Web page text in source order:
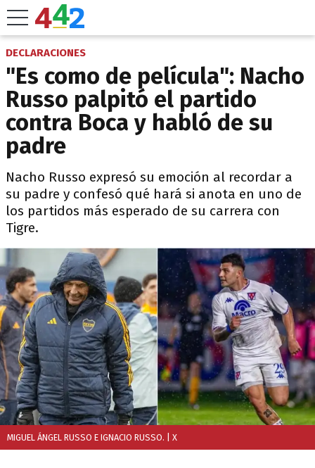
DECLARACIONES
"Es como de película": Nacho
Russo palpitó el partido
contra Boca y habló de su
padre
Nacho Russo expresó su emoción al recordar a
su padre y confesó qué hará si anota en uno de
los partidos más esperado de su carrera con
Tigre.
MIGUEL ÁNGEL RUSSO E IGNACIO RUSSO. | X